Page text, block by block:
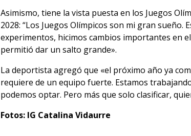
Asimismo, tiene la vista puesta en los Juegos
2028: “Los Juegos Olímpicos son mi gran sueño.
experimentos, hicimos cambios importantes en
permitió dar un salto grande».
La deportista agregó que «el próximo año ya
requiere de un equipo fuerte. Estamos
podemos optar. Pero más que solo clasificar,
Fotos: IG Catalina Vidaurre